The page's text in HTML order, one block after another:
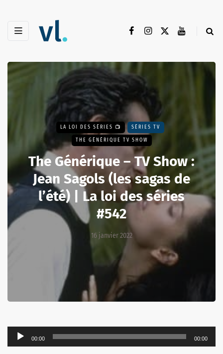
LA LOI DES SÉRIES 📺 SÉRIES TV
THE GÉNÉRIQUE TV SHOW
The Générique – TV Show :
Jean Sagols (les sagas de
l’été) | La loi des séries
#542
16 janvier 2022
Lecteur
audio
00:00 00:00